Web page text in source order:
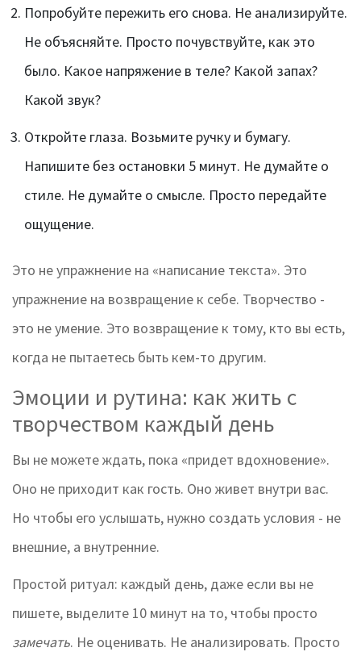
Попробуйте пережить его снова. Не анализируйте.
Не объясняйте. Просто почувствуйте, как это
было. Какое напряжение в теле? Какой запах?
Какой звук?
Откройте глаза. Возьмите ручку и бумагу.
Напишите без остановки 5 минут. Не думайте о
стиле. Не думайте о смысле. Просто передайте
ощущение.
Это не упражнение на «написание текста». Это
упражнение на возвращение к себе. Творчество -
это не умение. Это возвращение к тому, кто вы есть,
когда не пытаетесь быть кем-то другим.
Эмоции и рутина: как жить с
творчеством каждый день
Вы не можете ждать, пока «придет вдохновение».
Оно не приходит как гость. Оно живет внутри вас.
Но чтобы его услышать, нужно создать условия - не
внешние, а внутренние.
Простой ритуал: каждый день, даже если вы не
пишете, выделите 10 минут на то, чтобы просто
замечать. Не оценивать. Не анализировать. Просто